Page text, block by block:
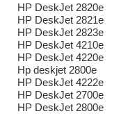
HP DeskJet 2820e
HP DeskJet 2821e
HP DeskJet 2823e
HP DeskJet 4210e
HP DeskJet 4220e
Hp deskjet 2800e
HP DeskJet 4222e
HP DeskJet 2700e
HP DeskJet 2800e